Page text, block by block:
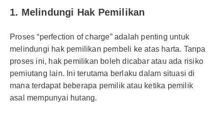
1. Melindungi Hak Pemilikan
Proses “perfection of charge” adalah penting untuk
melindungi hak pemilikan pembeli ke atas harta. Tanpa
proses ini, hak pemilikan boleh dicabar atau ada risiko
pemiutang lain. Ini terutama berlaku dalam situasi di
mana terdapat beberapa pemilik atau ketika pemilik
asal mempunyai hutang.